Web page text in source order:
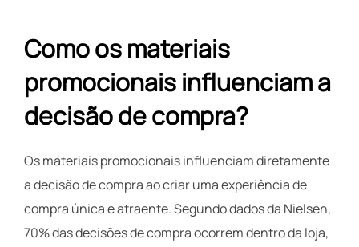
Como os materiais
promocionais influenciam a
decisão de compra?
Os materiais promocionais influenciam diretamente
a decisão de compra ao criar uma experiência de
compra única e atraente. Segundo dados da Nielsen,
70% das decisões de compra ocorrem dentro da loja,